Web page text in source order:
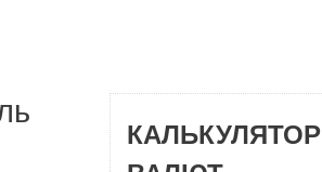
КАЛЬКУЛЯТОР